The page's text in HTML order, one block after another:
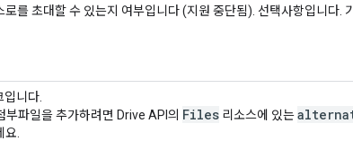
로를 초대할 수 있는지 여부입니다 (지원 중단됨). 선택사항입니다.
니다.
파일을 추가하려면 Drive API의 Files 리소스에 있는
.